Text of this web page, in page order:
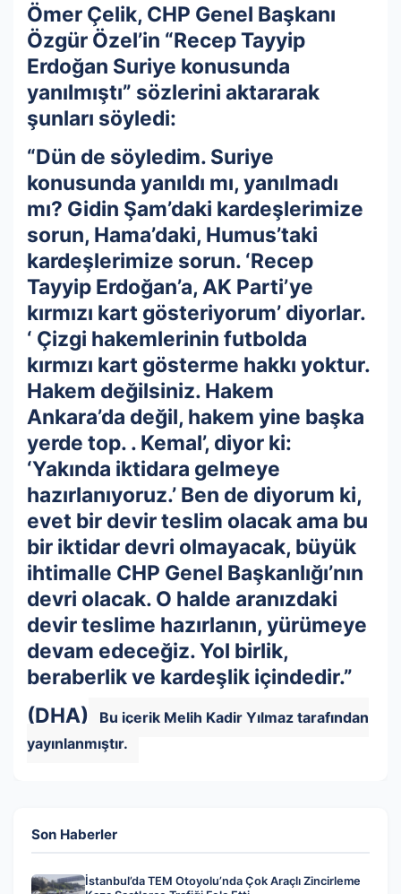
Ömer Çelik, CHP Genel Başkanı
Özgür Özel’in “Recep Tayyip
Erdoğan Suriye konusunda
yanılmıştı” sözlerini aktararak
şunları söyledi:
“Dün de söyledim. Suriye
konusunda yanıldı mı, yanılmadı
mı? Gidin Şam’daki kardeşlerimize
sorun, Hama’daki, Humus’taki
kardeşlerimize sorun. ‘Recep
Tayyip Erdoğan’a, AK Parti’ye
kırmızı kart gösteriyorum’ diyorlar.
‘ Çizgi hakemlerinin futbolda
kırmızı kart gösterme hakkı yoktur.
Hakem değilsiniz. Hakem
Ankara’da değil, hakem yine başka
yerde top. . Kemal’, diyor ki:
‘Yakında iktidara gelmeye
hazırlanıyoruz.’ Ben de diyorum ki,
evet bir devir teslim olacak ama bu
bir iktidar devri olmayacak, büyük
ihtimalle CHP Genel Başkanlığı’nın
devri olacak. O halde aranızdaki
devir teslime hazırlanın, yürümeye
devam edeceğiz. Yol birlik,
beraberlik ve kardeşlik içindedir.”
(DHA)
Bu içerik Melih Kadir Yılmaz tarafından
yayınlanmıştır.
Son Haberler
İstanbul’da TEM Otoyolu’nda Çok Araçlı Zincirleme